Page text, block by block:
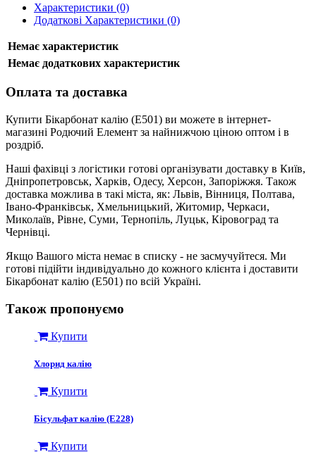
Характеристики (0)
Додаткові Характеристики (0)
Немає характеристик
Немає додаткових характеристик
Оплата та доставка
Купити Бікарбонат калію (E501) ви можете в інтернет-
магазині Родючий Елемент за найнижчою ціною оптом і в
роздріб.
Наші фахівці з логістики готові організувати доставку в Київ,
Дніпропетровськ, Харків, Одесу, Херсон, Запоріжжя. Також
доставка можлива в такі міста, як: Львів, Вінниця, Полтава,
Івано-Франківськ, Хмельницький, Житомир, Черкаси,
Миколаїв, Рівне, Суми, Тернопіль, Луцьк, Кіровоград та
Чернівці.
Якщо Вашого міста немає в списку - не засмучуйтеся. Ми
готові підійти індивідуально до кожного клієнта і доставити
Бікарбонат калію (E501) по всій Україні.
Також пропонуємо
Купити
Хлорид калію
Купити
Бісульфат калію (Е228)
Купити